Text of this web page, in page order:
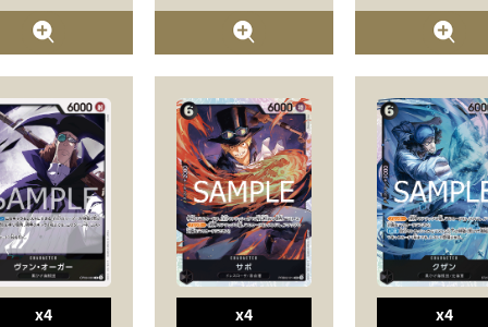
x4 x4 x4